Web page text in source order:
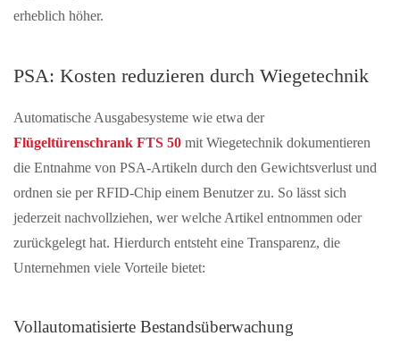
erheblich höher.
PSA: Kosten reduzieren durch Wiegetechnik
Automatische Ausgabesysteme wie etwa der
Flügeltürenschrank FTS 50 mit Wiegetechnik dokumentieren
die Entnahme von PSA-Artikeln durch den Gewichtsverlust und
ordnen sie per RFID-Chip einem Benutzer zu. So lässt sich
jederzeit nachvollziehen, wer welche Artikel entnommen oder
zurückgelegt hat. Hierdurch entsteht eine Transparenz, die
Unternehmen viele Vorteile bietet:
Vollautomatisierte Bestandsüberwachung